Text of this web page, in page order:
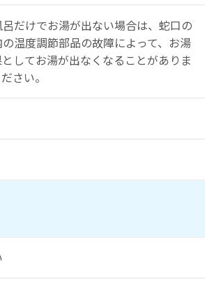
だけでお湯が出ない場合は、蛇口の
温度調節部品の故障によって、お湯
してお湯が出なくなることがありま
さい。